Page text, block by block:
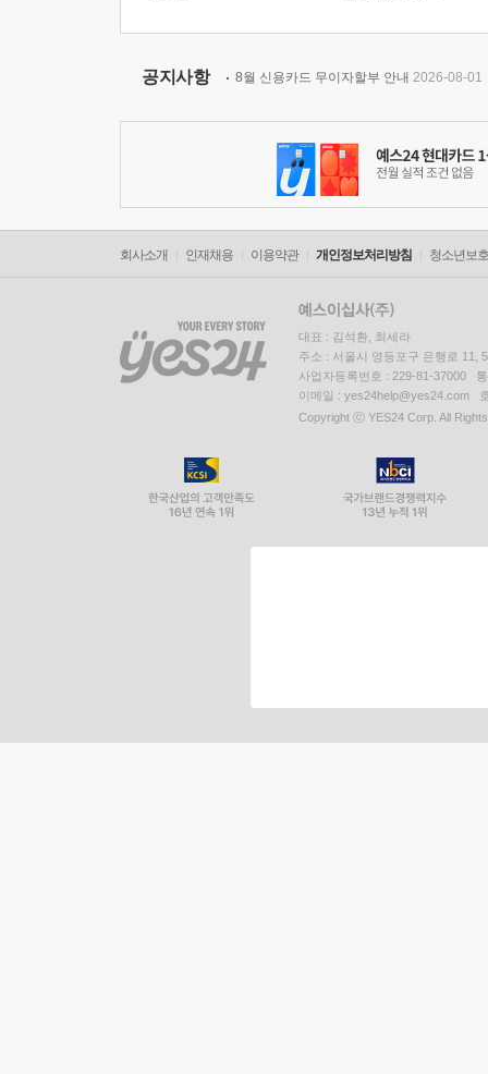
공지사항 8월 신용카드 무이자할부 안내 2026-08-01
회사소개 인재채용 이용약관 개인정보처리방침 청소년보
대표 : 김석환, 최세라
주소 : 서울시 영등포구 은행로 11,
사업자등록번호 : 229-81-37000
이메일 : yes24help@yes24.com
Copyright ⓒ YES24 Corp. All